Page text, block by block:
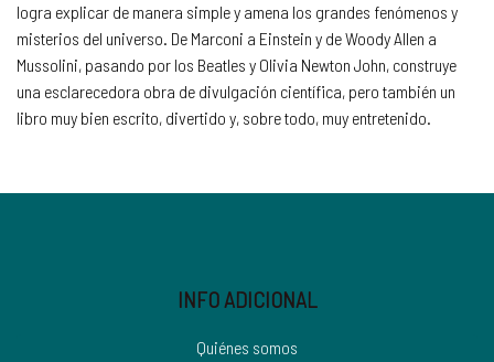
logra explicar de manera simple y amena los grandes fenómenos y
misterios del universo. De Marconi a Einstein y de Woody Allen a
Mussolini, pasando por los Beatles y Olivia Newton John, construye
una esclarecedora obra de divulgación científica, pero también un
libro muy bien escrito, divertido y, sobre todo, muy entretenido.
INFO ADICIONAL
Quiénes somos